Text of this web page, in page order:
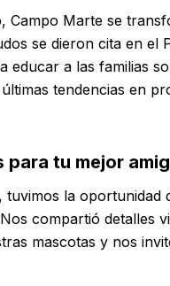
Campo Marte se
se dieron cita en el
educar a las familias
tendencias en
para tu mejor
la
compartió detalles
mascotas y nos